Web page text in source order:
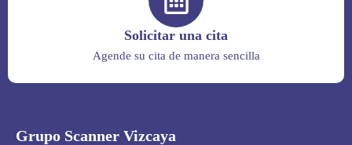
Solicitar una cita
Agende su cita de manera sencilla
Grupo Scanner Vizcaya